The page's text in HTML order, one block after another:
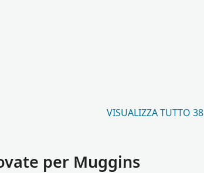
VISUALIZZA TUTTO 38
per Muggins